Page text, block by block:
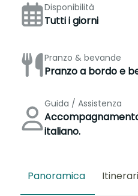
Disponibilità
Tutti i giorni
Pranzo & bevande
Pranzo a bordo e
Guida / Assistenza
italiano.
Panoramica